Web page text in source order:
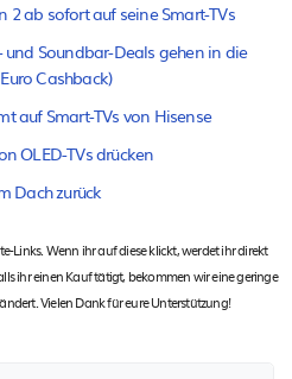
2 ab sofort auf seine Smart-TVs
und Soundbar-Deals gehen in die
Cashback)
auf Smart-TVs von Hisense
OLED-TVs drücken
Dach zurück
Links. Wenn ihr auf diese klickt, werdet ihr direkt
ihr einen Kauf tätigt, bekommen wir eine geringe
Vielen Dank für eure Unterstützung!